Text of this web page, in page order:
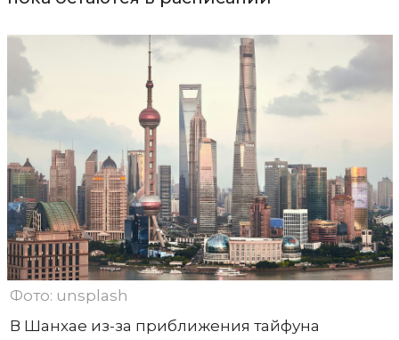
Фото: unsplash
В Шанхае из-за приближения тайфуна